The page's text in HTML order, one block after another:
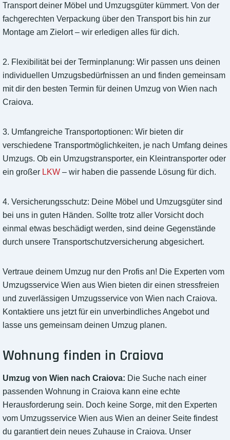
Transport deiner Möbel und Umzugsgüter kümmert. Von der
fachgerechten Verpackung über den Transport bis hin zur
Montage am Zielort – wir erledigen alles für dich.
2. Flexibilität bei der Terminplanung: Wir passen uns deinen
individuellen Umzugsbedürfnissen an und finden gemeinsam
mit dir den besten Termin für deinen Umzug von Wien nach
Craiova.
3. Umfangreiche Transportoptionen: Wir bieten dir
verschiedene Transportmöglichkeiten, je nach Umfang deines
Umzugs. Ob ein Umzugstransporter, ein Kleintransporter oder
ein großer LKW – wir haben die passende Lösung für dich.
4. Versicherungsschutz: Deine Möbel und Umzugsgüter sind
bei uns in guten Händen. Sollte trotz aller Vorsicht doch
einmal etwas beschädigt werden, sind deine Gegenstände
durch unsere Transportschutzversicherung abgesichert.
Vertraue deinem Umzug nur den Profis an! Die Experten vom
Umzugsservice Wien aus Wien bieten dir einen stressfreien
und zuverlässigen Umzugsservice von Wien nach Craiova.
Kontaktiere uns jetzt für ein unverbindliches Angebot und
lasse uns gemeinsam deinen Umzug planen.
Wohnung finden in Craiova
Umzug von Wien nach Craiova: Die Suche nach einer
passenden Wohnung in Craiova kann eine echte
Herausforderung sein. Doch keine Sorge, mit den Experten
vom Umzugsservice Wien aus Wien an deiner Seite findest
du garantiert dein neues Zuhause in Craiova. Unser